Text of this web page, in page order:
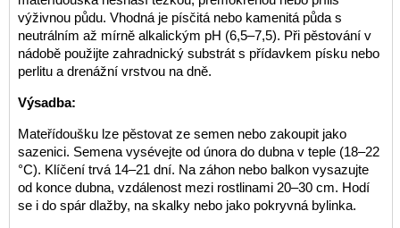
výživnou půdu. Vhodná je písčitá nebo kamenitá půda s
neutrálním až mírně alkalickým pH (6,5–7,5). Při pěstování v
nádobě použijte zahradnický substrát s přídavkem písku nebo
perlitu a drenážní vrstvou na dně.
Výsadba:
Mateřídoušku lze pěstovat ze semen nebo zakoupit jako
sazenici. Semena vysévejte od února do dubna v teple (18–22
°C). Klíčení trvá 14–21 dní. Na záhon nebo balkon vysazujte
od konce dubna, vzdálenost mezi rostlinami 20–30 cm. Hodí
se i do spár dlažby, na skalky nebo jako pokryvná bylinka.